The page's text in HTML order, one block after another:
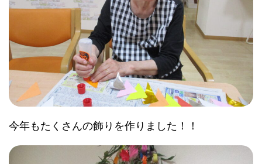
今年もたくさんの飾りを作りました！！